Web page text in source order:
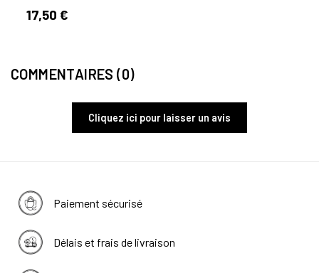
17,50 €
COMMENTAIRES (0)
Cliquez ici pour laisser un avis
Paiement sécurisé
Délais et frais de livraison